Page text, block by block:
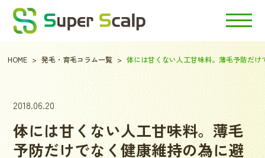
HOME 発毛・育毛コラム一覧 体には甘くない人工甘味料。薄毛予防だ
2018.06.20
体には甘くない人工甘味料。薄毛
予防だけでなく健康維持の為に避